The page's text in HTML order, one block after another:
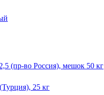
во Россия), мешок 50 кг
25 кг